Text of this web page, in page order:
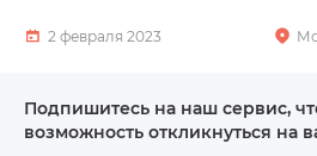
2 февраля 2023
Подпишитесь на наш сервис,
возможность откликнуться на